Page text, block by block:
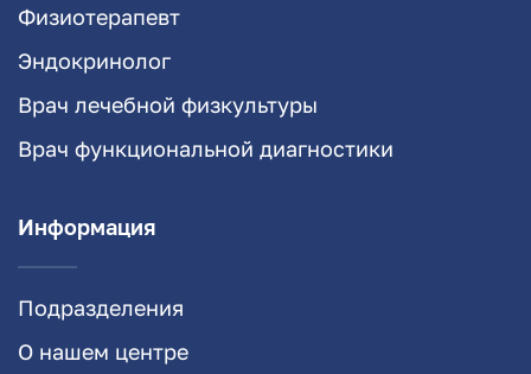
Физиотерапевт
Эндокринолог
Врач лечебной физкультуры
Врач функциональной диагностики
Информация
Подразделения
О нашем центре